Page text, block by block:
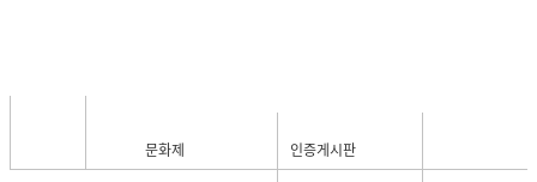
문화제 인증게시판